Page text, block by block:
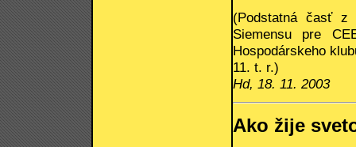
(Podstatná časť z
Siemensu pre
Hospodárskeho
11. t. r.)
Hd, 18. 11. 2003
Ako žije